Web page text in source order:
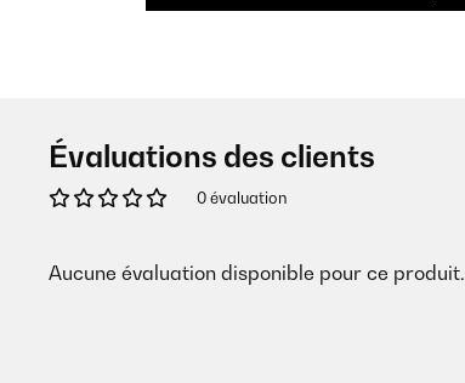
Évaluations des clients
0 évaluation
Aucune évaluation disponible pour ce produit.